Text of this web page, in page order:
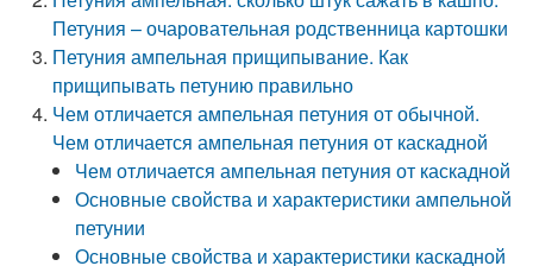
Петуния – очаровательная родственница картошки
Петуния ампельная прищипывание. Как
прищипывать петунию правильно
Чем отличается ампельная петуния от обычной.
Чем отличается ампельная петуния от каскадной
Чем отличается ампельная петуния от каскадной
Основные свойства и характеристики ампельной
петунии
Основные свойства и характеристики каскадной